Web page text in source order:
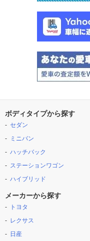
ボディタイプから探す
セダン
ミニバン
ハッチバック
ステーションワゴン
ハイブリッド
メーカーから探す
トヨタ
レクサス
日産